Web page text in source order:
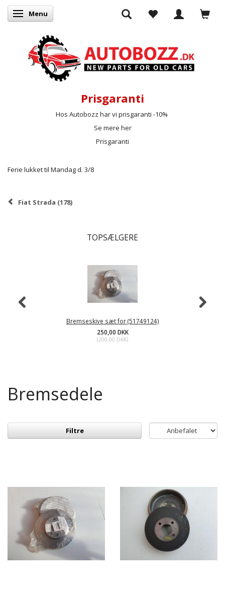
Skifte navigation
Menu
Prisgaranti
Hos Autobozz har vi prisgaranti -10%
Se mere her
Prisgaranti
Ferie lukket til Mandag d. 3/8
Fiat Strada (178)
TOPSÆLGERE
Bremseskive sæt for (51749124)
250,00 DKK
(200,00 DKK)
Bremsedele
Filtre